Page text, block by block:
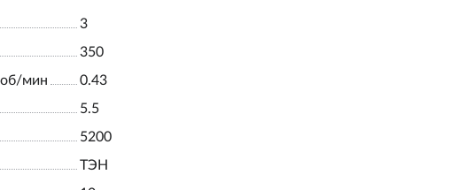
3
350
об/мин
0.43
5.5
5200
ТЭН